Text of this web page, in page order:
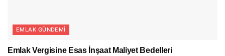
EMLAK GÜNDEMI
Emlak Vergisine Esas İnşaat Maliyet Bedelleri